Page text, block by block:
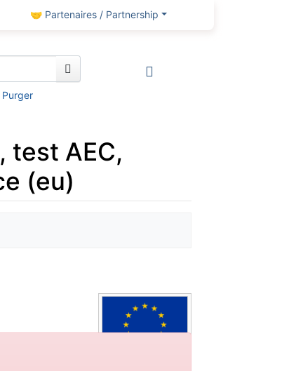
🤝 Partenaires / Partnership
Purger
test AEC,
(eu)